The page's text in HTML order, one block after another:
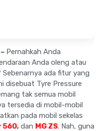
Pernahkah Anda
Anda oleng atau
ada fitur yang
disebuat Tyre Pressure
tak semua mobil
tersedia di mobil-mobil
pada mobil sekelas
560, dan MG ZS. Nah, guna